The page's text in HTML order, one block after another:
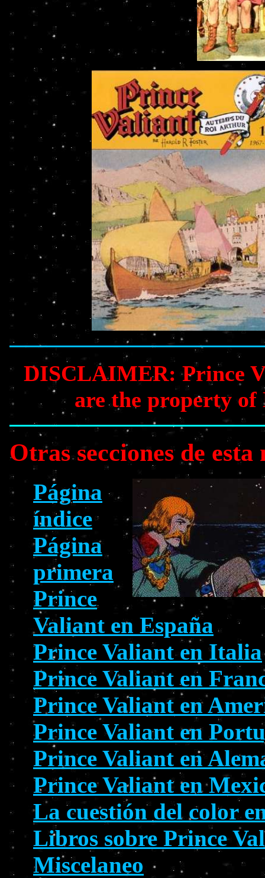
DISCLAIMER: Prince
are the property of
Otras secciones de
Página
índice
Página
primera
Prince
Valiant en España
Prince Valiant en Italia
Prince Valiant en
Prince Valiant en
Prince Valiant en
Prince Valiant en
Prince Valiant en
La cuestión del color
Libros sobre Prince
Miscelaneo